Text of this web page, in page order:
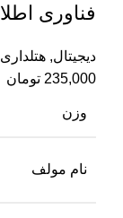
فناوری
دیجیتال,
235,000 تومان
وزن
نام مولف